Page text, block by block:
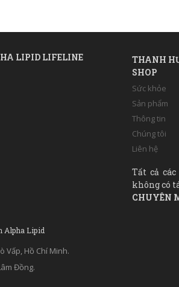
LIPID LIFELINE
Alpha Lipid
Vấp, Hồ Chí Minh.
Đồng.
THANH
SHOP
Sức khỏe
Sản phẩm
Thông tin
Chúng tôi
Liên hệ
Tất cả
không có
CHUYÊN